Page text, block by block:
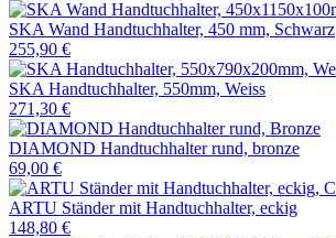
SKA Wand Handtuchhalter, 450 mm, Schwarz
255,90 €
SKA Handtuchhalter, 550mm, Weiss
271,30 €
DIAMOND Handtuchhalter rund, bronze
69,00 €
ARTU Ständer mit Handtuchhalter, eckig
148,80 €